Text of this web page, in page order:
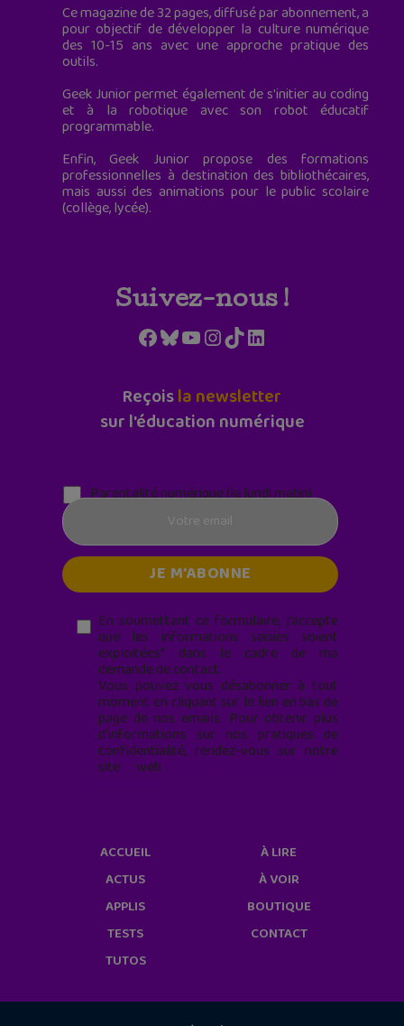
Ce magazine de 32 pages, diffusé par abonnement, a
pour objectif de développer la culture numérique
des 10-15 ans avec une approche pratique des
outils.
Geek Junior permet également de s'initier au coding
et à la robotique avec son robot éducatif
programmable.
Enfin, Geek Junior propose des formations
professionnelles à destination des bibliothécaires,
mais aussi des animations pour le public scolaire
(collège, lycée).
Suivez-nous !
Facebook
Bluesky
YouTube
Instagram
TikTokLinkedIn
Reçoisla newsletter
sur l'éducation numérique
Parentalité numérique (le lundi matin)
En soumettant ce formulaire, j’accepte
que les informations saisies soient
exploitées* dans le cadre de ma
demande de contact.
Vous pouvez vous désabonner à tout
moment en cliquant sur le lien en bas de
page de nos emails. Pour obtenir plus
d'informations sur nos pratiques de
confidentialité, rendez-vous sur notre
site web
ACCUEIL
ACTUS
APPLIS
TESTS
TUTOS
À LIRE
À VOIR
BOUTIQUE
CONTACT